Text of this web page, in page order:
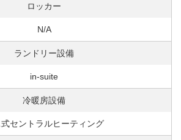
ロッカー
N/A
ランドリー設備
in-suite
冷暖房設備
セントラルヒーティング